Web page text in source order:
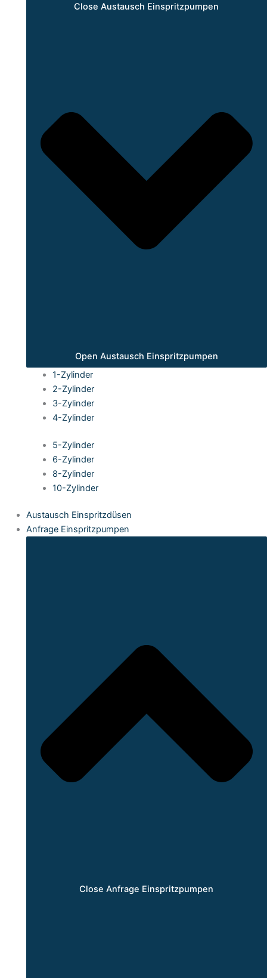
Close Austausch Einspritzpumpen
Open Austausch Einspritzpumpen
1-Zylinder
2-Zylinder
3-Zylinder
4-Zylinder
5-Zylinder
6-Zylinder
8-Zylinder
10-Zylinder
Austausch Einspritzdüsen
Anfrage Einspritzpumpen
Close Anfrage Einspritzpumpen